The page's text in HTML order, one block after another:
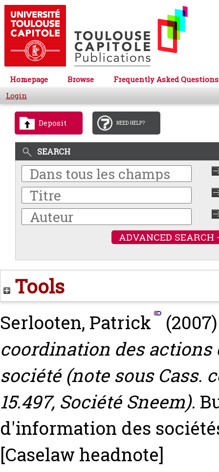
Homepage Browse
Frequently Asked Questions
Login
Deposit NEED HELP?
SEARCH
ADVANCED SEARCH
Tools
Serlooten, Patrick
coordination des
société (note sous Cass.
15.497, Société Sneem).
d'information des
[Caselaw headnote]